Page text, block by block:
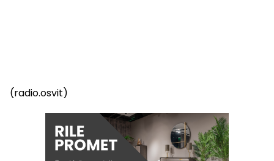
(radio.osvit)